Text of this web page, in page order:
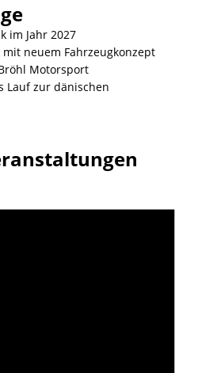
im Jahr 2027
neuem Fahrzeugkonzept
Motorsport
Lauf zur dänischen